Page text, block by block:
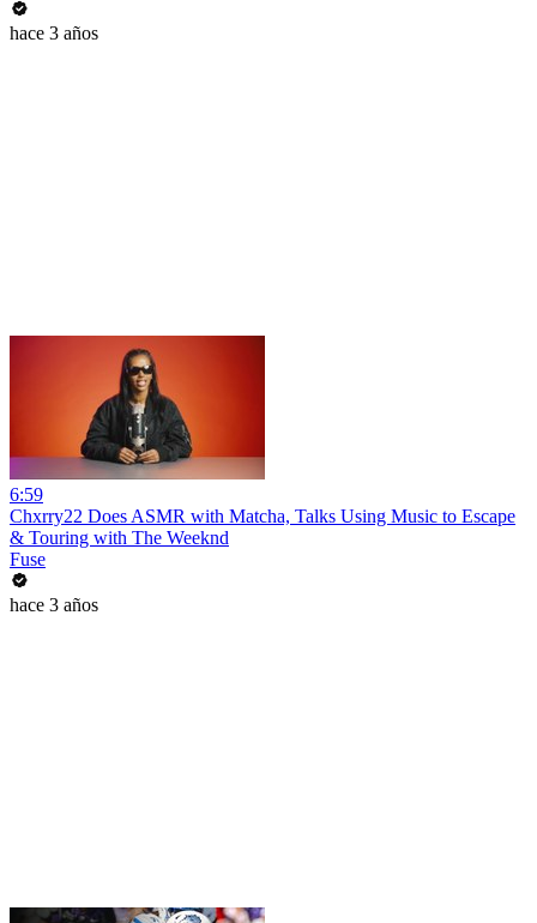
hace 3 años
6:59
Chxrry22 Does ASMR with Matcha, Talks Using Music to Escape
& Touring with The Weeknd
Fuse
hace 3 años